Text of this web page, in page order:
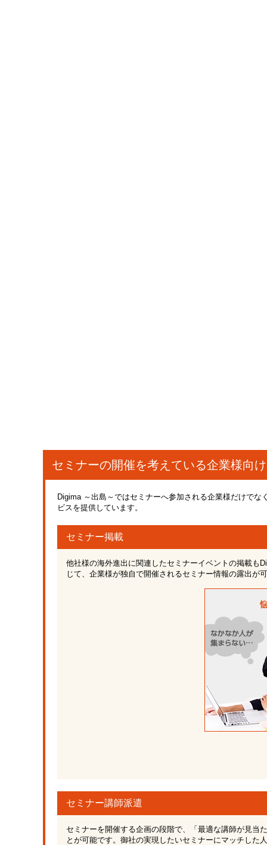
セミナーの開催を考えている企業様向
Digima ～出島～ではセミナーへ参加される企業様だけで
ビスを提供しています。
セミナー掲載
他社様の海外進出に関連したセミナーイベントの掲載も
じて、企業様が独自で開催されるセミナー情報の露出が
セミナー講師派遣
セミナーを開催する企画の段階で、「最適な講師が見当
とが可能です。御社の実現したいセミナーにマッチした